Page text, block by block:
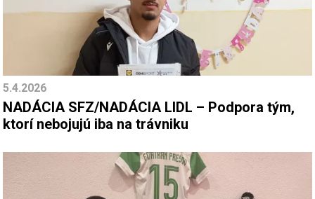
5.4.2026
NADÁCIA SFZ/NADÁCIA LIDL – Podpora tým,
ktorí nebojujú iba na trávniku